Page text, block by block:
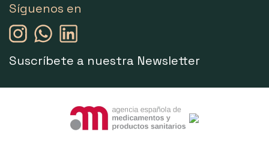
Síguenos en
Suscríbete a nuestra Newsletter